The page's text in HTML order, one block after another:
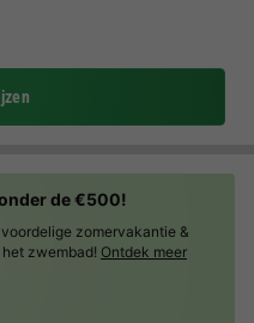
de €500!
zomervakantie &
zwembad! Ontdek meer